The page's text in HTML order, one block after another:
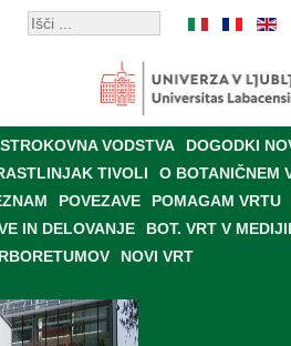
STROKOVNA VODSTVA
DOGODKI
TIVOLI
O BOTANIČNEM
POVEZAVE
POMAGAM VRTU
IN DELOVANJE
BOT. VRT V
NOVI VRT